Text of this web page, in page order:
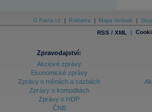
O Patria.cz Reklama Mapa Stránek
RSS / XML |
Zpravodajství:
Akciové zprávy
Ekonomické zprávy
Zprávy o měnách a sazbách
Zprávy o komoditách
Zprávy o HDP
ČNB